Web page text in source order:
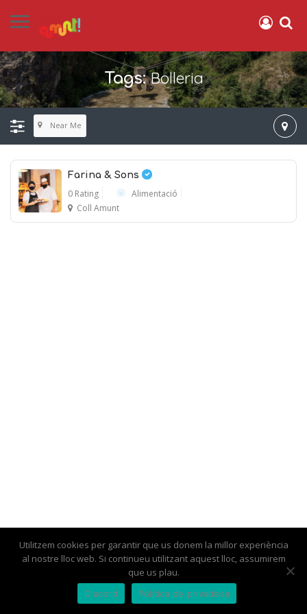
Tags:Bolleria
Near Me
Farina & Sons
0 Rating
Alimentació
Coll Amunt
Botigues i empreses Associa’t El Barri del Coll Contacte
Condicions Generals i Política de Privacitat
Utilitzem cookies per garantir que us donem la millor experiència
al nostre lloc web. Si continueu utilitzant aquest lloc, assumirem
que us plau.
D'acord Política de privadesa